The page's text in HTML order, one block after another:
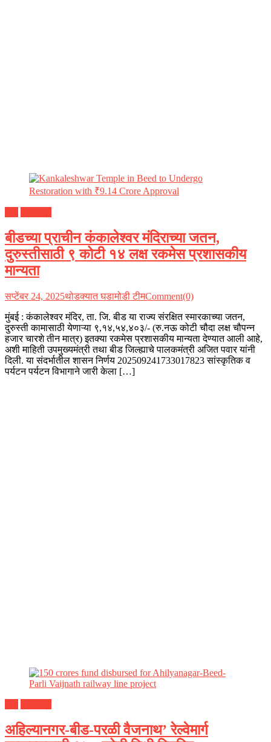
बीडच्या प्राचीन कंकालेश्वर मंदिराच्या जतन,
दुरुस्तीसाठी ९ कोटी १४ लक्ष रकमेस प्रशासकीय
मान्यता
सप्टेंबर 24, 2025थोडक्यात घडामोडी टीमComment(0)
मुंबई : कंकालेश्वर मंदिर, ता. जि. बीड या राज्य संरक्षित स्मारकाच्या जतन,
दुरुस्ती कामासाठी येणाऱ्या ९,१४,५४,४०३/- (रु.नऊ कोटी चौदा लक्ष चौपन्न
हजार चारशे तीन मात्र) इतक्या रकमेस प्रशासकीय मान्यता देण्यात आली आहे,
अशी माहिती उपमुख्यमंत्री तथा बीड जिल्ह्याचे पालकमंत्री अजित पवार यांनी
दिली. या संदर्भातील शासन निर्णय 202509241733017823 सांस्कृतिक व
पर्यटन पर्यटन विभागाने जारी केला […]
अहिल्यानगर-बीड-परळी वैजनाथ’ रेल्वेमार्ग